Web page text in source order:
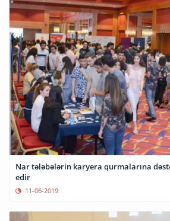
Nar tələbələrin karyera qurmalarına
edir
11-06-2019